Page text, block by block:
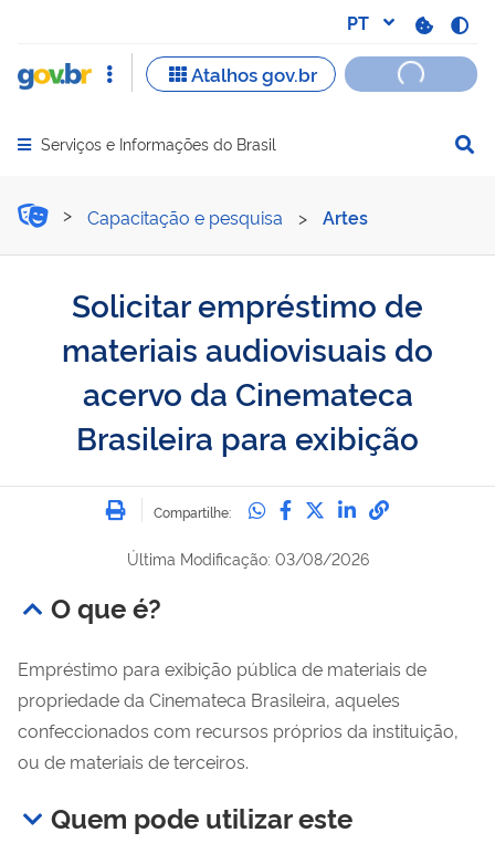
Abrir menu principal de navegação
Serviços e Informações do Brasil
Solicitar empréstimo de
Capacitação e pesquisa > Artes
Solicitar empréstimo de
materiais audiovisuais do
acervo da Cinemateca
Brasileira para exibição
Imprimir
Compartilhe: Compartilhe no
Compartilhe no
Compartilhe no
Compartilhe
Última Modificação: 03/08/2026
O que é?
Empréstimo para exibição pública de materiais de
propriedade da Cinemateca Brasileira, aqueles
confeccionados com recursos próprios da instituição,
ou de materiais de terceiros.
Quem pode utilizar este